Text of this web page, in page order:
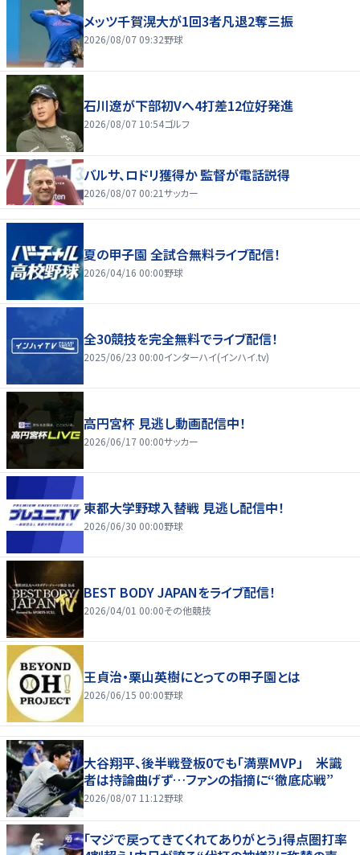
メッツ千賀滉大が1回3者凡退2奪三振
2026/08/07 09:32野球
石川遼が下部初Vへ4打差12位好発進
2026/08/07 10:54ゴルフ
バルサ、ロドリ獲得か 監督が電話説得
2026/08/07 00:21サッカー
夏の甲子園 全試合無料ライブ配信！
2026/04/16 00:00野球
全30競技を完全無料でライブ配信！
2025/06/23 00:00インターハイ(インハイ.tv)
高円宮杯 見逃し動画配信中！
2026/06/17 00:00サッカー
東都大学野球入替戦 見逃し配信中！
2026/06/30 00:00野球
BEST BODY JAPANをライブ配信！
2026/04/01 00:00その他競技
王貞治・栗山英樹にとっての甲子園とは
2026/06/15 00:00野球
大谷翔平、後半戦登板0でも「満票MVP」 米識
者は持論曲げず…ファンの指摘に“徹底応戦”
2026/08/07 11:12野球
「マジで戻ってきてくれてありがとう」得点圏打率